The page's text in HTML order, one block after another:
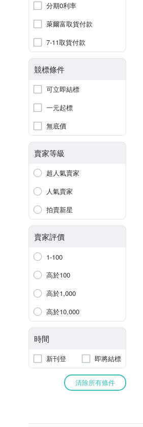
分期0利率
萊爾富取貨付款
7-11取貨付款
競標條件
可立即結標
一元起標
無底價
賣家等級
超人氣賣家
人氣賣家
拍賣新星
賣家評價
1-100
高於100
高於1,000
高於10,000
時間
新刊登 即將結標
清除所有條件